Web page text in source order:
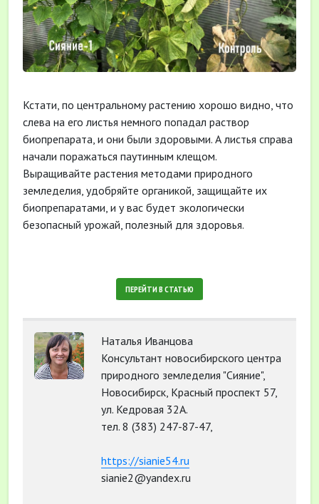
Кстати, по центральному растению хорошо видно, что
слева на его листья немного попадал раствор
биопрепарата, и они были здоровыми. А листья справа
начали поражаться паутинным клещом.
Выращивайте растения методами природного
земледелия, удобряйте органикой, защищайте их
биопрепаратами, и у вас будет экологически
безопасный урожай, полезный для здоровья.
ПЕРЕЙТИ В СТАТЬЮ
Наталья Иванцова
Консультант новосибирского центра
природного земледелия "Сияние",
Новосибирск, Красный проспект 57,
ул. Кедровая 32А.
тел. 8 (383) 247-87-47,
https://sianie54.ru
sianie2@yandex.ru